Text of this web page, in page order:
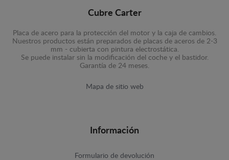
Cubre Carter
Placa de acero para la protección del motor y la caja de cambios.
Nuestros productos están preparados de placas de aceros de 2-3
mm - cubierta con pintura electrostática.
Se puede instalar sin la modificación del coche y el bastidor.
Garantía de 24 meses.
Mapa de sitio web
Información
Formulario de devolución